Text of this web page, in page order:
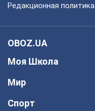
Редакционная политика
OBOZ.UA
Моя Школа
Мир
Спорт